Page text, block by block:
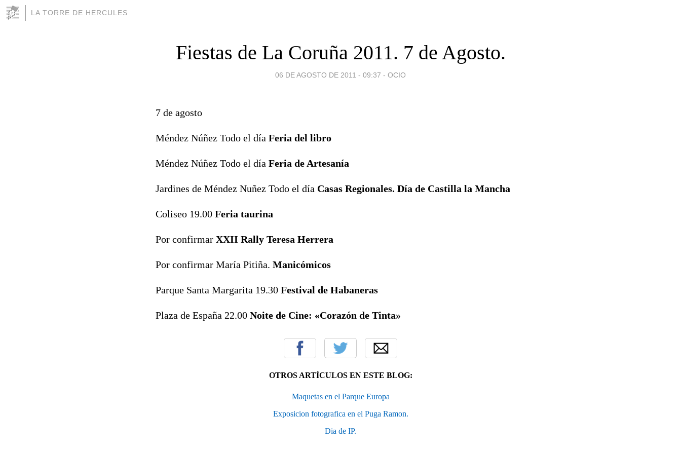
LA TORRE DE HERCULES
Fiestas de La Coruña 2011. 7 de Agosto.
06 DE AGOSTO DE 2011 - 09:37 - OCIO
7 de agosto
Méndez Núñez Todo el día Feria del libro
Méndez Núñez Todo el día Feria de Artesanía
Jardines de Méndez Nuñez Todo el día Casas Regionales. Día de Castilla la Mancha
Coliseo 19.00 Feria taurina
Por confirmar XXII Rally Teresa Herrera
Por confirmar María Pitiña. Manicómicos
Parque Santa Margarita 19.30 Festival de Habaneras
Plaza de España 22.00 Noite de Cine: «Corazón de Tinta»
OTROS ARTÍCULOS EN ESTE BLOG:
Maquetas en el Parque Europa
Exposicion fotografica en el Puga Ramon.
Dia de IP.